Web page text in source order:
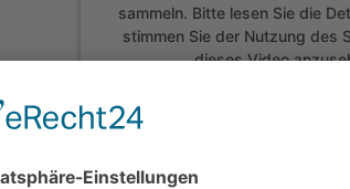
sammeln. Bitte lesen Sie die
stimmen Sie der Nutzung des
dieses Video